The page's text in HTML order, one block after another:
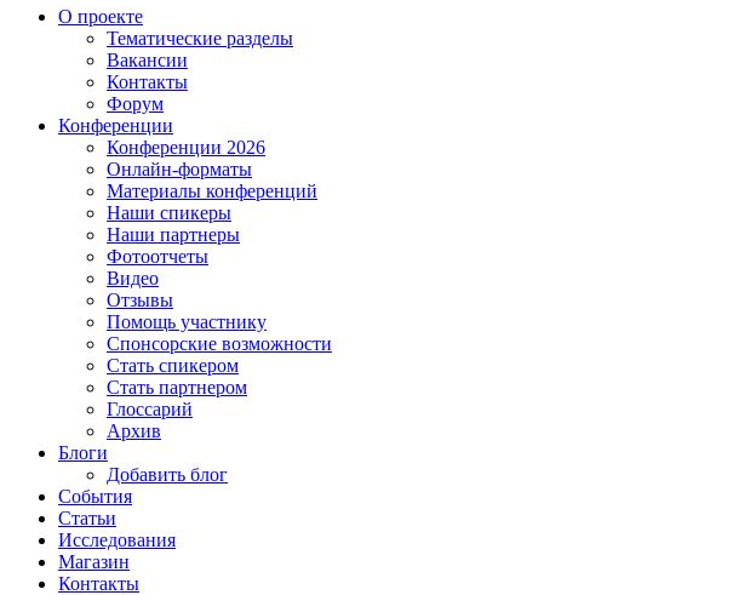
О проекте
Тематические разделы
Вакансии
Контакты
Форум
Конференции
Конференции 2026
Онлайн-форматы
Материалы конференций
Наши спикеры
Наши партнеры
Фотоотчеты
Видео
Отзывы
Помощь участнику
Спонсорские возможности
Стать спикером
Стать партнером
Глоссарий
Архив
Блоги
Добавить блог
События
Статьи
Исследования
Магазин
Контакты